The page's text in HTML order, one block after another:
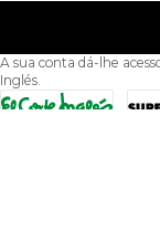
A sua conta dá-lhe
Inglés.